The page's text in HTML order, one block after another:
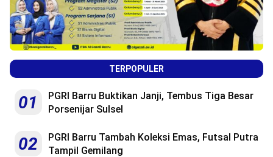
TERPOPULER
01
PGRI Barru Buktikan Janji, Tembus Tiga Besar
Porsenijar Sulsel
02
PGRI Barru Tambah Koleksi Emas, Futsal Putra
Tampil Gemilang